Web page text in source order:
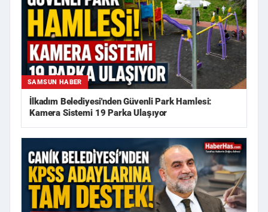
SAMSUN HABER
İlkadım Belediyesi'nden Güvenli Park Hamlesi:
Kamera Sistemi 19 Parka Ulaşıyor